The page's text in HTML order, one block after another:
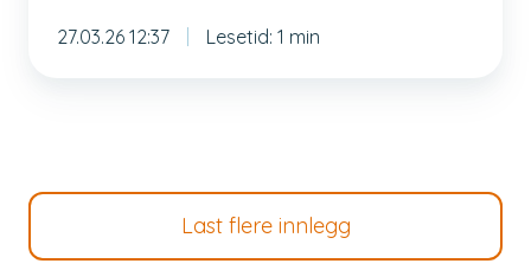
27.03.26 12:37 Lesetid: 1 min
Last flere innlegg